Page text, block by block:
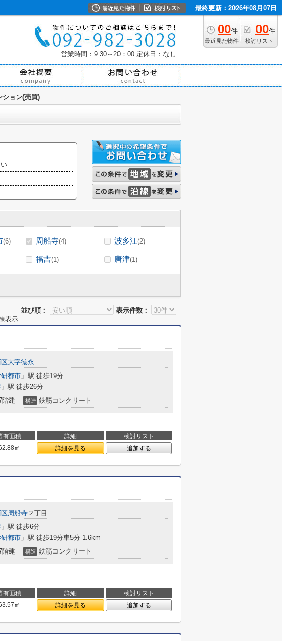
最終更新：2026年08月07日
00件
最近見た物件
00件
検討リスト
営業時間：9:30～20：00 定休日：なし
ション(売買)
(6) 周船寺(4) 波多江(2)
福吉(1) 唐津(1)
並び順：
表示件数：
表示
大字徳永
都市 」駅 徒歩19分
」駅 徒歩26分
階建 構造 鉄筋コンクリート
有面積 詳細
検討リスト
㎡ 詳細を見る 追加する
周船寺 ２丁目
」駅 徒歩6分
都市 」駅 徒歩19分車5分 1.6km
階建 構造 鉄筋コンクリート
有面積 詳細
検討リスト
㎡ 詳細を見る 追加する